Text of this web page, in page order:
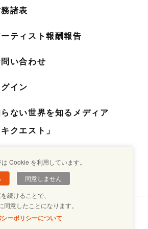
諸表
ティスト報酬報告
い合わせ
グイン
ない世界を知るメディア
キクエスト」
ASSOCIATION. ALL Right Reserved.
Cookie を利用しています。
同意しません
続けることで、
意したことになります。
ーポリシーについて